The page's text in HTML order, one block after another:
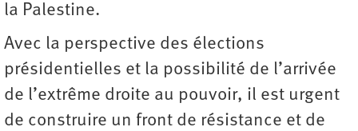
la Palestine.
Avec la perspective des élections
présidentielles et la possibilité de l’arrivée
de l’extrême droite au pouvoir, il est urgent
de construire un front de résistance et de